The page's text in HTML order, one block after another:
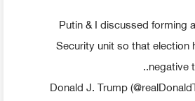
Putin & I discussed forming
Security unit so that
negative